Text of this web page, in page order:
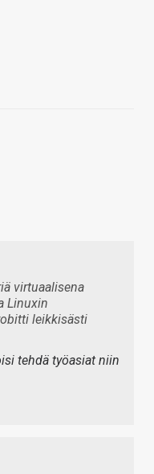
virtuaalisena
Linuxin
leikkisästi
tehdä työasiat niin